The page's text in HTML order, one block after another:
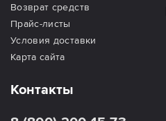
Возврат средств
Прайс-листы
Условия доставки
Карта сайта
Контакты